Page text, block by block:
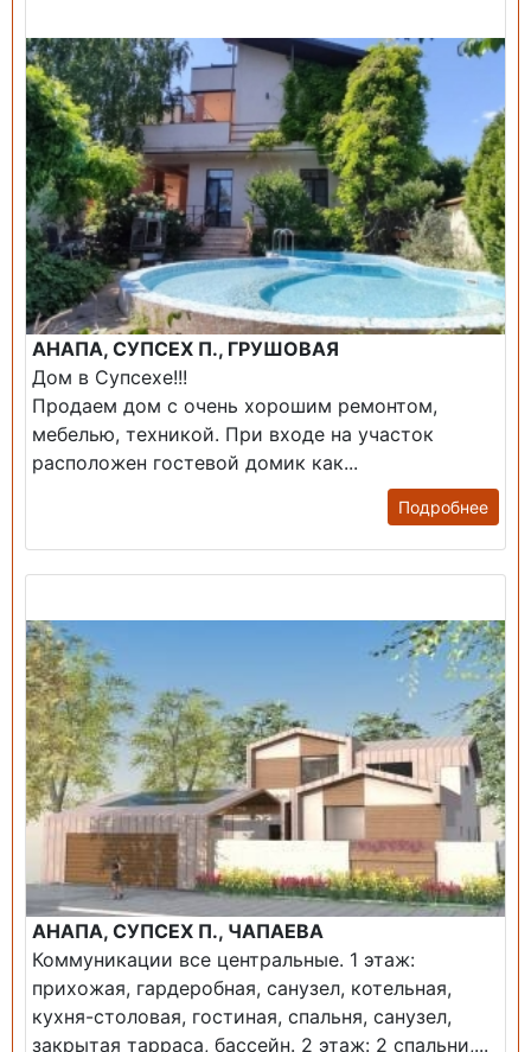
АНАПА, СУПСЕХ П., ГРУШОВАЯ
Дом в Супсехе!!!
Продаем дом с очень хорошим ремонтом,
мебелью, техникой. При входе на участок
расположен гостевой домик как...
Подробнее
АНАПА, СУПСЕХ П., ЧАПАЕВА
Коммуникации все центральные. 1 этаж:
прихожая, гардеробная, санузел, котельная,
кухня-столовая, гостиная, спальня, санузел,
закрытая тарраса, бассейн. 2 этаж: 2 спальни,...